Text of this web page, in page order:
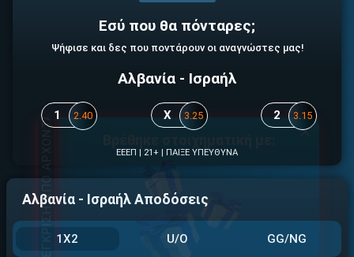
Εσύ που θα πόνταρες;
Ψήφισε και δες που ποντάρουν οι αναγνώστες μας!
Αλβανία - Ισραήλ
1 2.40 X 3.25 2 3.15
ΕΕΕΠ | 21+ | ΠΑΙΞΕ ΥΠΕΥΘΥΝΑ
Αλβανία - Ισραήλ Αποδόσεις
1X2 U/O GG/NG